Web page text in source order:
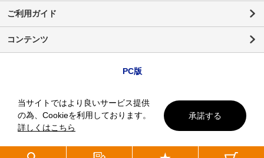
ご利用ガイド
コンテンツ
PC版
当サイトではより良いサービス提供
の為、Cookieを利用しております。
詳しくはこちら
承諾する